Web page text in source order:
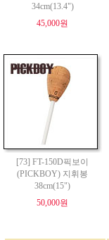
34cm(13.4")
45,000원
[73] FT-150D픽보이
(PICKBOY) 지휘봉
38cm(15")
50,000원